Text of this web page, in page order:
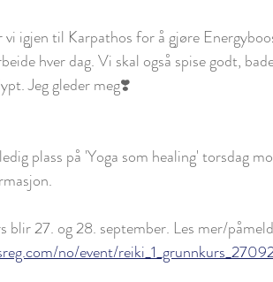
vi igjen til Karpathos for å gjøre
hver dag. Vi skal også spise godt,
Jeg gleder meg❣️
plass på 'Yoga som healing' torsdag
blir 27. og 28. september. Les mer/
no/event/